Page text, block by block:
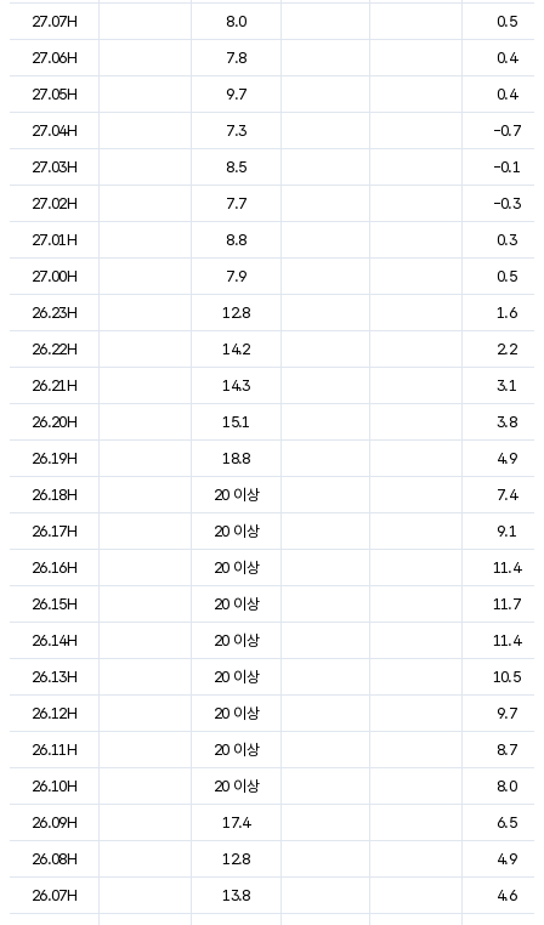
27.07H
8.0
0.5
27.06H
7.8
0.4
27.05H
9.7
0.4
27.04H
7.3
-0.7
27.03H
8.5
-0.1
27.02H
7.7
-0.3
27.01H
8.8
0.3
27.00H
7.9
0.5
26.23H
12.8
1.6
26.22H
14.2
2.2
26.21H
14.3
3.1
26.20H
15.1
3.8
26.19H
18.8
4.9
26.18H
20 이상
7.4
26.17H
20 이상
9.1
26.16H
20 이상
11.4
26.15H
20 이상
11.7
26.14H
20 이상
11.4
26.13H
20 이상
10.5
26.12H
20 이상
9.7
26.11H
20 이상
8.7
26.10H
20 이상
8.0
26.09H
17.4
6.5
26.08H
12.8
4.9
26.07H
13.8
4.6